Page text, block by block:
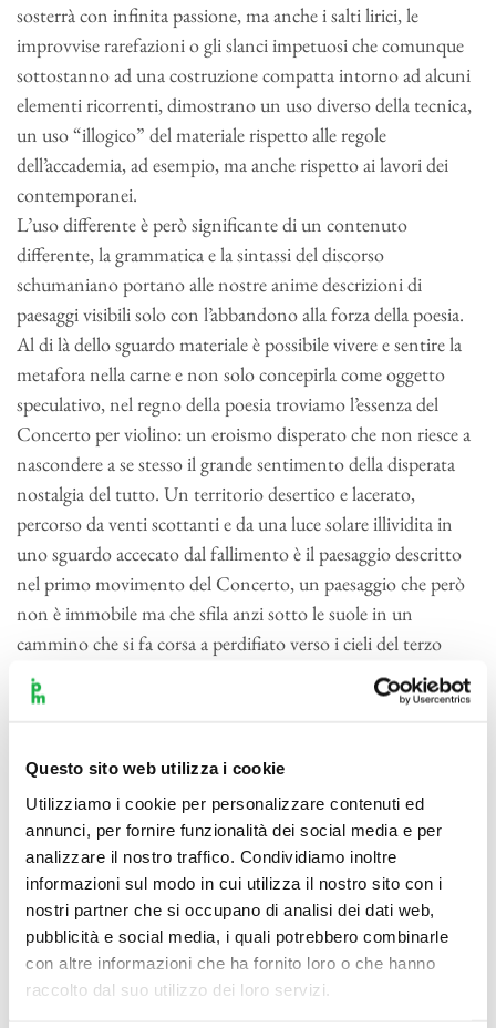
Questo sito web utilizza i cookie
Utilizziamo i cookie per personalizzare contenuti ed
annunci, per fornire funzionalità dei social media e per
analizzare il nostro traffico. Condividiamo inoltre
informazioni sul modo in cui utilizza il nostro sito con i
nostri partner che si occupano di analisi dei dati web,
pubblicità e social media, i quali potrebbero combinarle
con altre informazioni che ha fornito loro o che hanno
raccolto dal suo utilizzo dei loro servizi.
sosterrà con infinita passione, ma anche i salti lirici, le
improvvise rarefazioni o gli slanci impetuosi che comunque
sottostanno ad una costruzione compatta intorno ad alcuni
elementi ricorrenti, dimostrano un uso diverso della tecnica,
un uso “illogico” del materiale rispetto alle regole
dell’accademia, ad esempio, ma anche rispetto ai lavori dei
contemporanei.
L’uso differente è però significante di un contenuto
differente, la grammatica e la sintassi del discorso
schumaniano portano alle nostre anime descrizioni di
paesaggi visibili solo con l’abbandono alla forza della poesia.
Al di là dello sguardo materiale è possibile vivere e sentire la
metafora nella carne e non solo concepirla come oggetto
speculativo, nel regno della poesia troviamo l’essenza del
Concerto per violino: un eroismo disperato che non riesce a
nascondere a se stesso il grande sentimento della disperata
nostalgia del tutto. Un territorio desertico e lacerato,
percorso da venti scottanti e da una luce solare illividita in
uno sguardo accecato dal fallimento è il paesaggio descritto
nel primo movimento del Concerto, un paesaggio che però
non è immobile ma che sfila anzi sotto le suole in un
cammino che si fa corsa a perdifiato verso i cieli del terzo
movimento, verso i cieli tersi della serena speranza. Durante
gli ultimi due anni di vita, Schumann fu costretto in
stanca e addolorata che non riusciva più a sostenere ed
aiutare un marito in difficoltà. Sappiamo che le visite di Clara
a Robert furono pochissime e che l’ultima avvenne solo una
decina di giorni prima della morte del compositore,
ascoltando il Langsam posto al centro della composizione
vengono alla mente le parole di Rilke che sembrano dire ciò
che nella solitaria cella poteva pensare il compositore:“Come
potrei trattenerla in me, la mia anima, che la tua non sfiori;
come levarla, oltre te, ad altre cose? Ah, potessi nasconderla in